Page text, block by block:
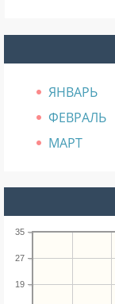
ЯНВАРЬ
ФЕВРАЛЬ
МАРТ
19
27
35